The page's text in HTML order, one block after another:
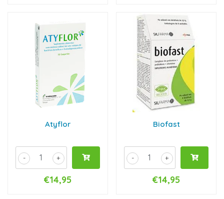
Atyflor
+
-
€14,95
Biofast
+
-
€14,95